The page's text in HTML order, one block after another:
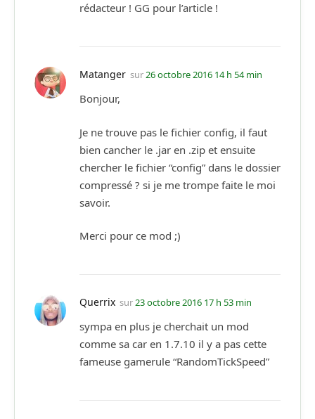
rédacteur ! GG pour l’article !
Matanger sur26 octobre 2016 14 h 54 min
Bonjour,
Je ne trouve pas le fichier config, il faut
bien cancher le .jar en .zip et ensuite
chercher le fichier “config” dans le dossier
compressé ? si je me trompe faite le moi
savoir.
Merci pour ce mod ;)
Querrix sur23 octobre 2016 17 h 53 min
sympa en plus je cherchait un mod
comme sa car en 1.7.10 il y a pas cette
fameuse gamerule “RandomTickSpeed”